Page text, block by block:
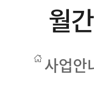
월
사업안